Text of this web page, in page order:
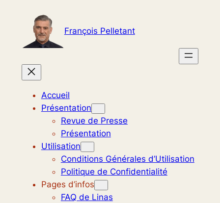
contenu
François Pelletant
Accueil
Présentation
Revue de Presse
Présentation
Utilisation
Conditions Générales d’Utilisation
Politique de Confidentialité
Pages d’infos
FAQ de Linas